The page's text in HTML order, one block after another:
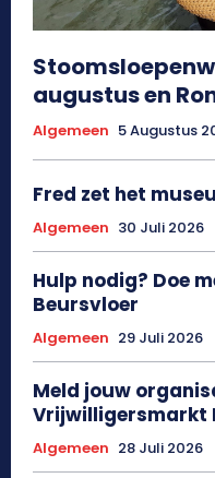
augustus en
Algemeen 5 Augustus
Fred zet het
Algemeen 30 Juli 2026
Hulp nodig? Doe
Beursvloer
Algemeen 29 Juli 2026
Meld jouw
Vrijwilligersmarkt
Algemeen 28 Juli 2026